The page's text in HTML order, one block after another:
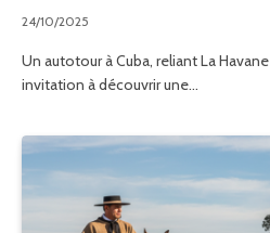
24/10/2025
Un autotour à Cuba, reliant La
invitation à découvrir une…